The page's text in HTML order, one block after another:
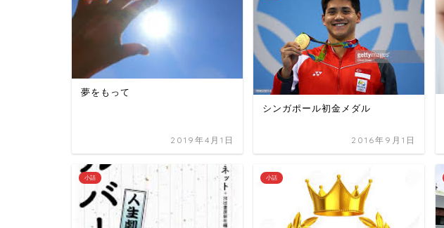
夢をもって
2019年4月1日
シンガポール初金メダル
2016年9月1日
小話 小話